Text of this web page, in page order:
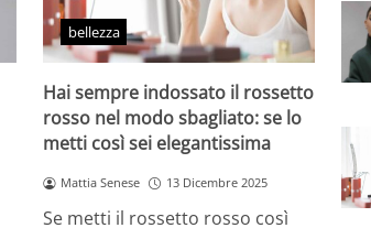
bellezza
Hai sempre indossato il rossetto
rosso nel modo sbagliato: se lo
metti così sei elegantissima
Mattia Senese 13 Dicembre 2025
Se metti il rossetto rosso così